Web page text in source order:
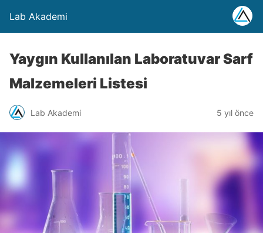
Lab Akademi
Yaygın Kullanılan Laboratuvar Sarf
Malzemeleri Listesi
Lab Akademi 5 yıl önce